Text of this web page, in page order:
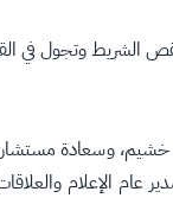
بقص الشريط وتجول
خشيم، وسعادة
عام الإعلام